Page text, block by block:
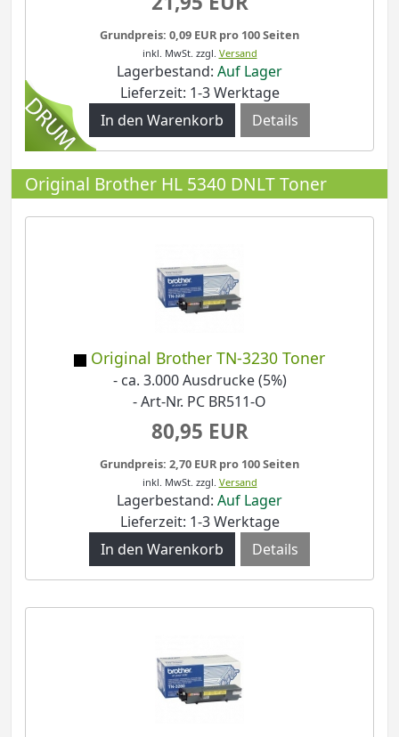
Grundpreis: 0,09 EUR pro 100 Seiten
inkl. MwSt. zzgl. Versand
Lagerbestand: Auf Lager
Lieferzeit: 1-3 Werktage
Details
Original Brother HL 5340 DNLT Toner
Original Brother TN-3230 Toner
- ca. 3.000 Ausdrucke (5%)
- Art-Nr. PC BR511-O
80,95 EUR
Grundpreis: 2,70 EUR pro 100 Seiten
inkl. MwSt. zzgl. Versand
Lagerbestand: Auf Lager
Lieferzeit: 1-3 Werktage
Details